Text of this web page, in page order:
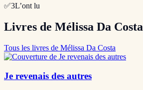
✅3L’ont lu
Livres de Mélissa Da Costa
Tous les livres de Mélissa Da Costa
Je revenais des autres